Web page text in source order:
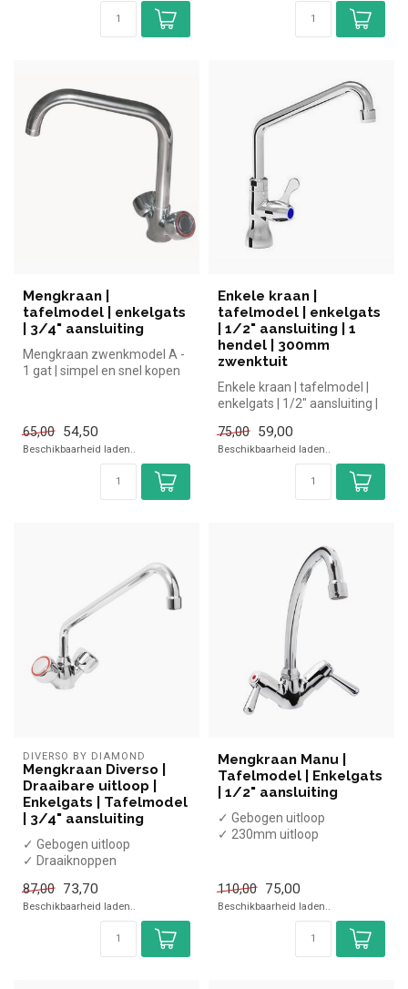
Mengkraan |
tafelmodel | enkelgats
| 3/4" aansluiting
Mengkraan zwenkmodel A -
1 gat | simpel en snel kopen
65,00 54,50
Beschikbaarheid laden..
Enkele kraan |
tafelmodel | enkelgats
| 1/2" aansluiting | 1
hendel | 300mm
zwenktuit
Enkele kraan | tafelmodel |
enkelgats | 1/2" aansluiting |
75,00
59,00
Beschikbaarheid laden..
DIVERSO BY DIAMOND
Mengkraan Diverso |
Draaibare uitloop |
Enkelgats | Tafelmodel
| 3/4" aansluiting
✓ Gebogen uitloop
✓ Draaiknoppen
✓ 3/4" aansluiting
87,00 73,70
Beschikbaarheid laden..
Mengkraan Manu |
Tafelmodel | Enkelgats
| 1/2" aansluiting
✓ Gebogen uitloop
✓ 230mm uitloop
✓ 1/2" aansluiting
110,00 75,00
Beschikbaarheid laden..